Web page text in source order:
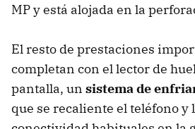
MP y está alojada en la
El resto de prestaciones
completan con el lector de
pantalla, un sistema de
que se recaliente el teléfono y